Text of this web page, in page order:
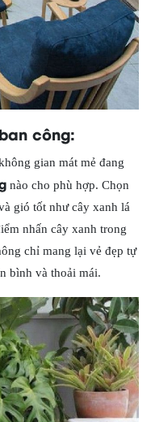
công:
gian mát mẻ đang
nào cho phù hợp. Chọn
gió tốt như cây xanh lá
nhấn cây xanh trong
chỉ mang lại vẻ đẹp tự
bình và thoải mái.